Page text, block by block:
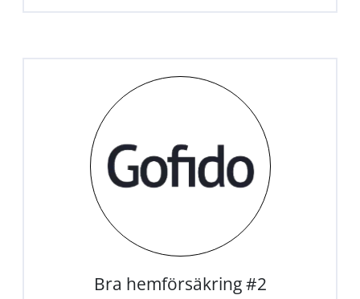
Bra hemförsäkring #2